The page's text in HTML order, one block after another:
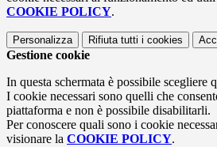
COOKIE POLICY.
Personalizza Rifiuta tutti i cookies
Gestione cookie
In questa schermata è possibile scegliere
I cookie necessari sono quelli che
piattaforma e non è possibile disabilitarli.
Per conoscere quali sono i cookie
visionare la COOKIE POLICY.